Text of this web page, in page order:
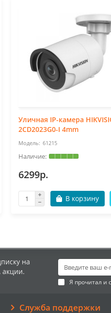
Уличная IP-камера
2CD2023G0-I 4mm
61215
6299р.
В корзину
на
акции.
Я прочитал и
Служба поддержки